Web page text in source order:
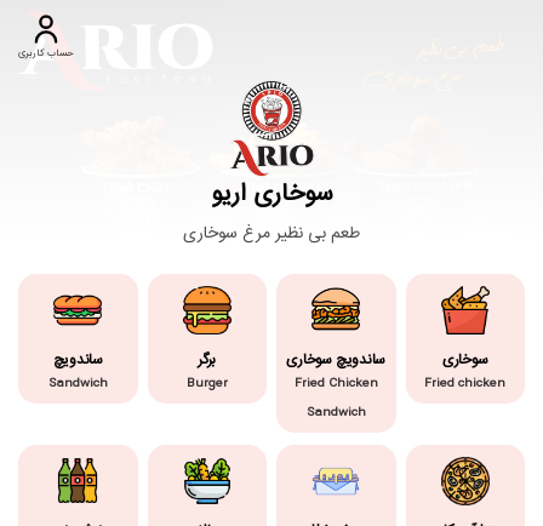
حساب کاربری
سوخاری اریو
طعم بی نظیر مرغ سوخاری
سوخاری
Fried chicken
ساندویچ سوخاری
Fried Chicken
Sandwich
برگر
Burger
ساندویچ
Sandwich